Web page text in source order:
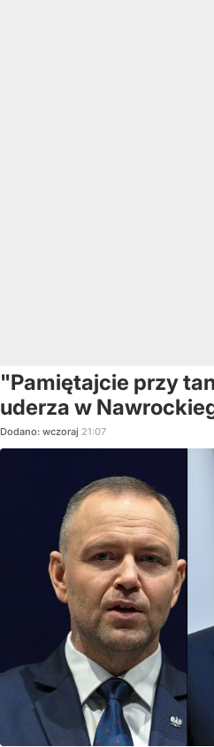
"Pamiętajcie przy
uderza w
Dodano: wczoraj 21:07